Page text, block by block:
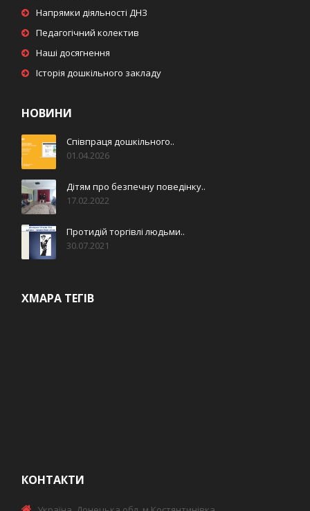
Напрямки діяльності ДНЗ
Педагогічний колектив
Наші досягнення
Історія дошкільного закладу
НОВИНИ
Співпраця дошкільного..
01.04.2026
Дітям про безпечну поведінку..
17.02.2022
Протидій торгівлі людьми..
30.07.2021
ХМАРА ТЕГІВ
КОНТАКТИ